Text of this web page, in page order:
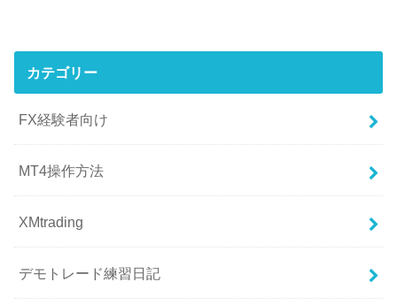
カテゴリー
FX経験者向け
MT4操作方法
XMtrading
デモトレード練習日記